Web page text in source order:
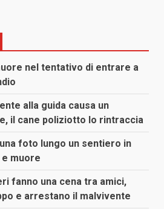
nel tentativo di entrare a
alla guida causa un
il cane poliziotto lo rintraccia
foto lungo un sentiero in
muore
fanno una cena tra amici,
e arrestano il malvivente